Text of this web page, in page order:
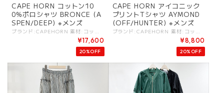
CAPE HORN コットン10
0%ポロシャツ BRONCE (A
SPEN/DEEP) ※メンズ
¥17,600
20%OFF
CAPE HORN アイコニック
プリントTシャツ AYMOND
(OFF/HUNTER) ※メンズ
¥8,800
20%OFF